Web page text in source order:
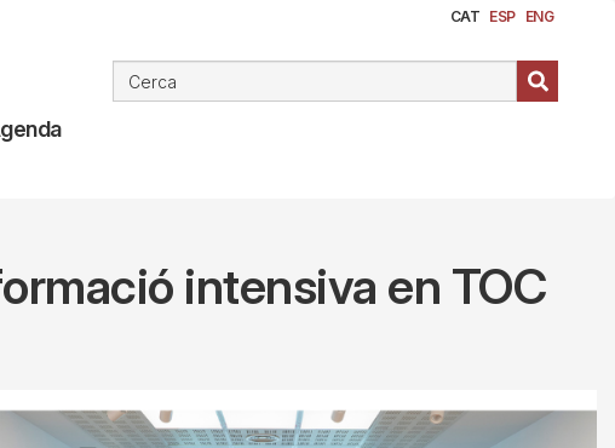
CAT ESP ENG
intensiva en TOC